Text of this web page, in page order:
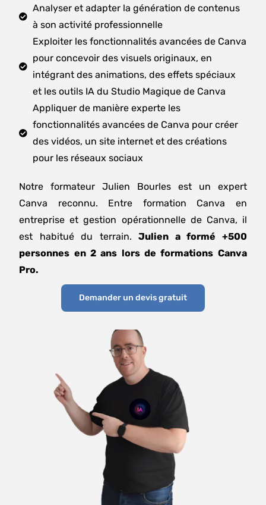
Analyser et adapter la génération de contenus
à son activité professionnelle
Exploiter les fonctionnalités avancées de Canva
pour concevoir des visuels originaux, en
intégrant des animations, des effets spéciaux
et les outils IA du Studio Magique de Canva
Appliquer de manière experte les
fonctionnalités avancées de Canva pour créer
des vidéos, un site internet et des créations
pour les réseaux sociaux
Notre formateur Julien Bourles est un expert
Canva reconnu. Entre formation Canva en
entreprise et gestion opérationnelle de Canva, il
est habitué du terrain.Julien a formé +500
personnes en 2 ans lors de formations Canva
Pro.
Demander un devis gratuit